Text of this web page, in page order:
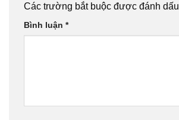
Các trường bắt buộc được đánh dấu
Bình luận *